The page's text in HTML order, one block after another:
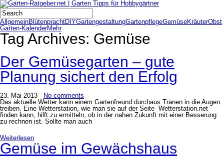
AllgemeinBlütenprachtDIYGartengestaltungGartenpflegeGemüseKräuterObst
Garten-KalenderMehr
Tag Archives: Gemüse
Der Gemüsegarten – gute
Planung sichert den Erfolg
23. Mai 2013
No comments
Das aktuelle Wetter kann einem Gartenfreund durchaus Tränen in die Augen
treiben. Eine Wetterstation, wie man sie auf der Seite Wetterstation.net
finden kann, hilft zu ermitteln, ob in der nahen Zukunft mit einer Besserung
zu rechnen ist. Sollte man auch
Weiterlesen
Gemüse im Gewächshaus